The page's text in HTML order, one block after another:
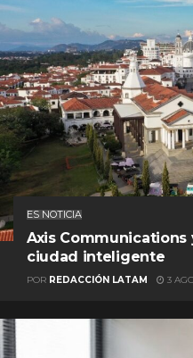
ES NOTICIA
Axis Communications
ciudad inteligente
POR REDACCIÓN LATAM 3